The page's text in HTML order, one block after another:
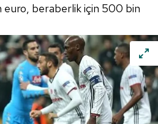
euro, beraberlik için 500 bin